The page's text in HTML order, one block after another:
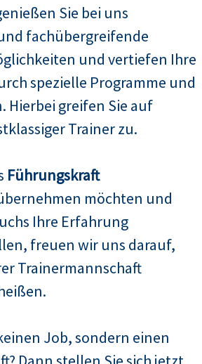
Sie bei uns
fachübergreifende
und vertiefen Ihre
spezielle Programme und
Hierbei greifen Sie auf
Trainer zu.
Führungskraft
möchten und
Ihre Erfahrung
freuen wir uns darauf,
Trainermannschaft
Job, sondern einen